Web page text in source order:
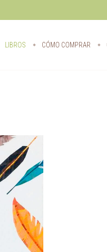
LIBROS CÓMO COMPRAR